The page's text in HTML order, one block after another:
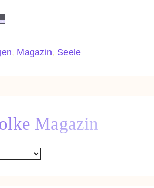
, Magazin, Seele
Magazin